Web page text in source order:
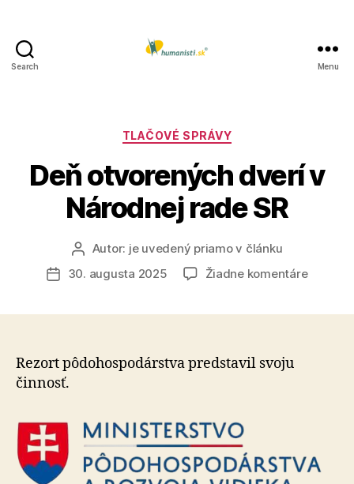
Search Menu
Kategórie
TLAČOVÉ SPRÁVY
Deň otvorených dverí v
Národnej rade SR
Autor
článku
Autor: je uvedený priamo v článku
Dátum30. augusta 2025 Žiadne komentárena
Rezort pôdohospodárstva predstavil svoju
činnosť.